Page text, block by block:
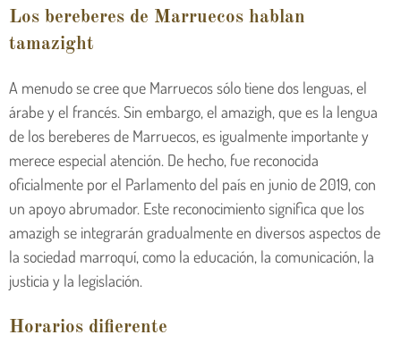
Los bereberes de Marruecos hablan
tamazight
A menudo se cree que Marruecos sólo tiene dos lenguas, el
árabe y el francés. Sin embargo, el amazigh, que es la lengua
de los bereberes de Marruecos, es igualmente importante y
merece especial atención. De hecho, fue reconocida
oficialmente por el Parlamento del país en junio de 2019, con
un apoyo abrumador. Este reconocimiento significa que los
amazigh se integrarán gradualmente en diversos aspectos de
la sociedad marroquí, como la educación, la comunicación, la
justicia y la legislación.
Horarios difierente